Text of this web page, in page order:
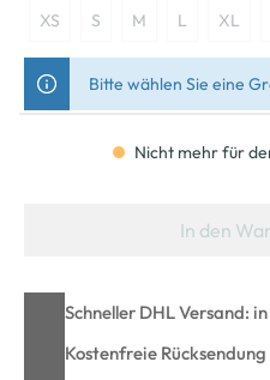
XS S M L XL
Bitte wählen Sie eine
Nicht mehr für
In den
Schneller DHL Versand:
Kostenfreie